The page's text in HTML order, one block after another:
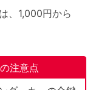
、1,000円から
注意点